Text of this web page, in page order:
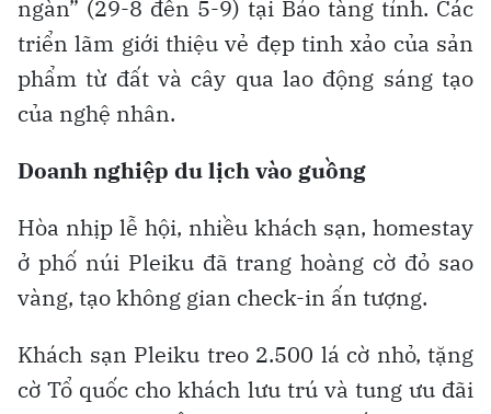
ngàn” (29-8 đến 5-9) tại Bảo tàng tỉnh. Các
triển lãm giới thiệu vẻ đẹp tinh xảo của sản
phẩm từ đất và cây qua lao động sáng tạo
của nghệ nhân.
Doanh nghiệp du lịch vào guồng
Hòa nhịp lễ hội, nhiều khách sạn, homestay
ở phố núi Pleiku đã trang hoàng cờ đỏ sao
vàng, tạo không gian check-in ấn tượng.
Khách sạn Pleiku treo 2.500 lá cờ nhỏ, tặng
cờ Tổ quốc cho khách lưu trú và tung ưu đãi